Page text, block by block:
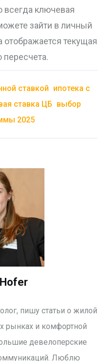
всегда ключевая
зайти в личный
отображается текущая
пересчета.
ставкой ипотека с
ставка ЦБ выбор
2025
пишу статьи о жилой
рынках и комфортной
девелоперские
Люблю